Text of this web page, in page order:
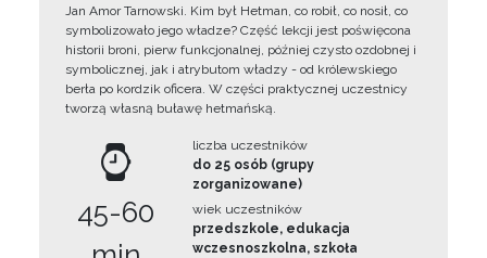
Jan Amor Tarnowski. Kim był Hetman, co robił, co nosił, co
symbolizowało jego władze? Część lekcji jest poświęcona
historii broni, pierw funkcjonalnej, później czysto ozdobnej i
symbolicznej, jak i atrybutom władzy - od królewskiego
berła po kordzik oficera. W części praktycznej uczestnicy
tworzą własną buławę hetmańską.
45-60
liczba uczestników
do 25 osób (grupy
zorganizowane)
wiek uczestników
przedszkole, edukacja
wczesnoszkolna, szkoła